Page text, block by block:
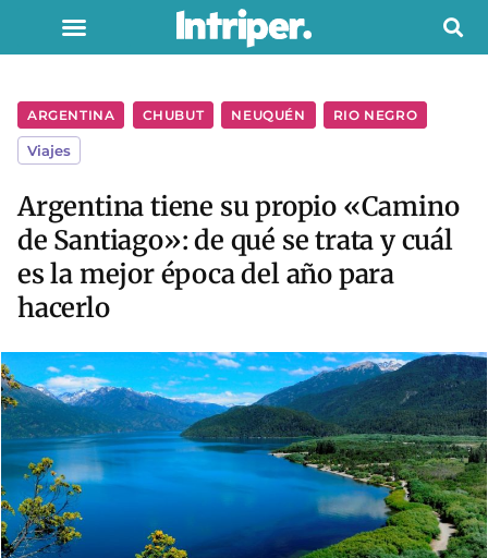
ARGENTINA CHUBUT NEUQUÉN RIO NEGRO
Viajes
Argentina tiene su propio «Camino
de Santiago»: de qué se trata y cuál
es la mejor época del año para
hacerlo